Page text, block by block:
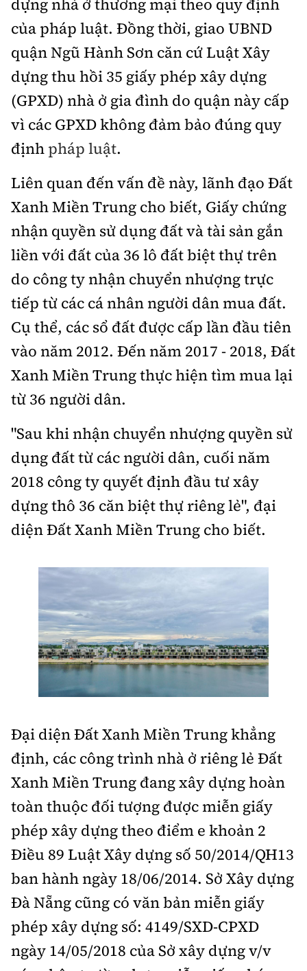
Chuyên trang của Báo Xây dựng
Hotline:
0901 514 799
Quảng cáo và Phát hành:
0915 057 282
Email: bandoc@baoxaydung.vn
Cấm sao chép dưới mọi hình thức nếu không có sự
chấp thuận bằng văn bản.
Thông tin tòa soạn
của pháp luật. Đồng thời, giao UBND
quận Ngũ Hành Sơn căn cứ Luật Xây
dựng thu hồi 35 giấy phép xây dựng
(GPXD) nhà ở gia đình do quận này cấp
vì các GPXD không đảm bảo đúng quy
địnhpháp luật.
Liên quan đến vấn đề này, lãnh đạo Đất
Xanh Miền Trung cho biết, Giấy chứng
nhận quyền sử dụng đất và tài sản gắn
liền với đất của 36 lô đất biệt thự trên
do công ty nhận chuyển nhượng trực
tiếp từ các cá nhân người dân mua đất.
Cụ thể, các sổ đất được cấp lần đầu tiên
vào năm 2012. Đến năm 2017 - 2018, Đất
Xanh Miền Trung thực hiện tìm mua lại
từ 36 người dân.
"Sau khi nhận chuyển nhượng quyền sử
dụng đất từ các người dân, cuối năm
2018 công ty quyết định đầu tư xây
dựng thô 36 căn biệt thự riêng lẻ", đại
diện Đất Xanh Miền Trung cho biết.
Đại diện Đất Xanh Miền Trung khẳng
định, các công trình nhà ở riêng lẻ Đất
Xanh Miền Trung đang xây dựng hoàn
toàn thuộc đối tượng được miễn giấy
phép xây dựng theo điểm e khoản 2
Điều 89 Luật Xây dựng số 50/2014/QH13
ban hành ngày 18/06/2014. Sở Xây dựng
Đà Nẵng cũng có văn bản miễn giấy
phép xây dựng số: 4149/SXD-CPXD
ngày 14/05/2018 của Sở xây dựng v/v